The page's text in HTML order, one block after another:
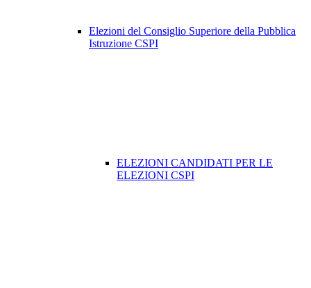
Elezioni del Consiglio Superiore della Pubblica
Istruzione CSPI
ELEZIONI CANDIDATI PER LE
ELEZIONI CSPI